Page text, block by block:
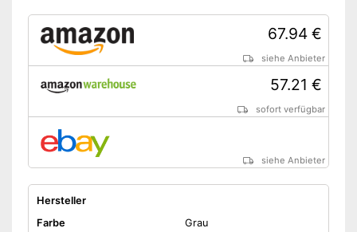
67.94 €
siehe Anbieter
57.21 €
sofort verfügbar
siehe Anbieter
Hersteller
Farbe
Grau